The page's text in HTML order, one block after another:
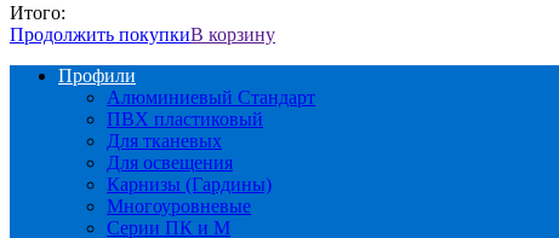
Итого:
Продолжить покупкиВ корзину
Профили
Алюминиевый Стандарт
ПВХ пластиковый
Для тканевых
Для освещения
Карнизы (Гардины)
Многоуровневые
Серии ПК и М